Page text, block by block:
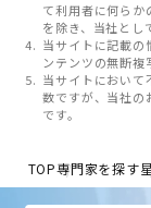
て利用者に何らか
を除き、当社とし
当サイトに記載の
ンテンツの無断複
当サイトにおいて
数ですが、当社の
です。
TOP専門家を探す